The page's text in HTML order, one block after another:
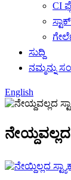
CI
ಸುದ್ದಿ
ನಮ್ಮನ್ನು
English
ನೇಯ್ದವಲ್ಲದ